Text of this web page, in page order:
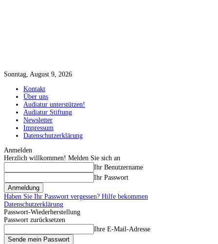
Sonntag, August 9, 2026
Kontakt
Über uns
Audiatur unterstützen!
Audiatur Stiftung
Newsletter
Impressum
Datenschutzerklärung
Anmelden
Herzlich willkommen! Melden Sie sich an
Ihr Benutzername
Ihr Passwort
Haben Sie Ihr Passwort vergessen? Hilfe bekommen
Datenschutzerklärung
Passwort-Wiederherstellung
Passwort zurücksetzen
Ihre E-Mail-Adresse